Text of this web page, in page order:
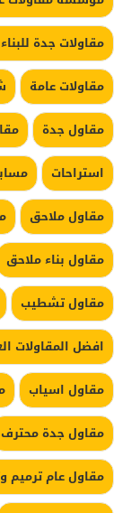
مقاولات جدة
مقاولات عامة
مقاول جدة
استراحات
مقاول ملاحق
مقاول بناء ملاحق
مقاول تشطيب
افضل المقاولات
مقاول اسياب
مقاول جدة محترف
مقاول عام